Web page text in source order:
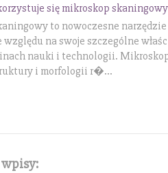
się mikroskop
to nowoczesne
względu na swoje szczególne
nauki i technologii.
i morfologii r�...